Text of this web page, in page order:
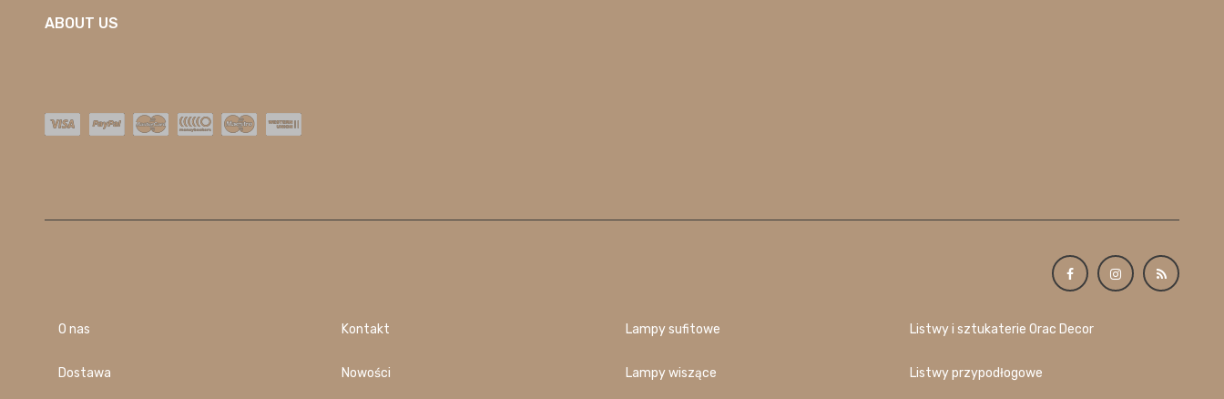
ABOUT US
O nas
Dostawa
Kontakt
Nowości
Lampy sufitowe
Lampy wiszące
Listwy i sztukaterie Orac Decor
Listwy przypodłogowe